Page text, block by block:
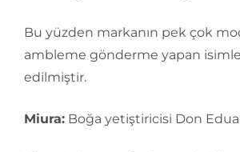
Bu yüzden markanın pek çok
ambleme gönderme yapan
edilmiştir.
Miura: Boğa yetiştiricisi Don